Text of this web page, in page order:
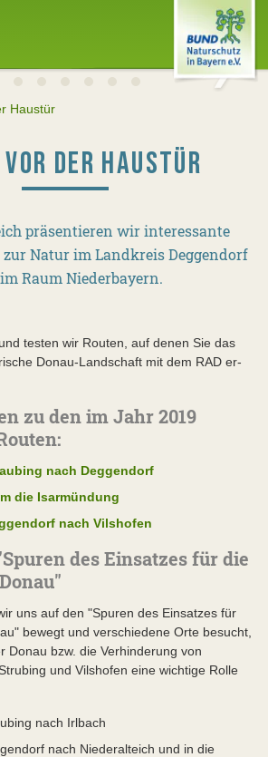
Haustür
DER HAUSTÜR
präsentieren wir interessante
Natur im Landkreis Deggendorf
Raum Niederbayern.
testen wir Routen, auf denen Sie das
Donau-Landschaft mit dem RAD er-
zu den im Jahr 2019
nach Deggendorf
die Isarmündung
nach Vilshofen
des Einsatzes für die
uns auf den "Spuren des Einsatzes für
bewegt und verschiedene Orte besucht,
Donau bzw. die Verhinderung von
und Vilshofen eine wichtige Rolle
nach Irlbach
nach Niederalteich und in die